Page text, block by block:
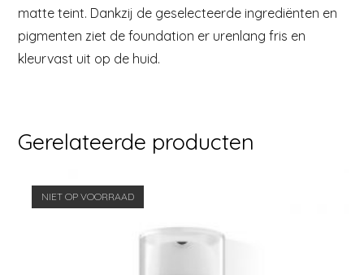
matte teint. Dankzij de geselecteerde ingrediënten en
pigmenten ziet de foundation er urenlang fris en
kleurvast uit op de huid.
Gerelateerde producten
NIET OP VOORRAAD